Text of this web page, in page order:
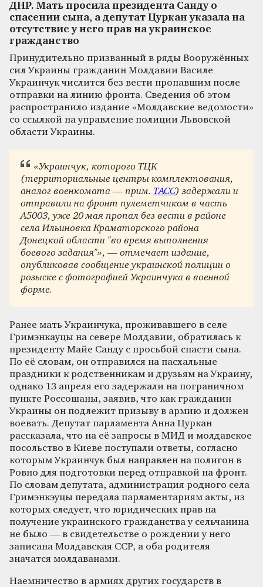
ДНР. Мать просила президента Санду о
спасении сына, а депутат Цуркан указала на
отсутствие у него прав на украинское
гражданство
Принудительно призванный в ряды Вооружённых
сил Украины гражданин Молдавии Василе
Украинчук числится без вести пропавшим после
отправки на линию фронта. Сведения об этом
распространило издание «Молдавские ведомости»
со ссылкой на управление полиции Львовской
области Украины.
«Украинчук, которого ТЦК
(территориальные центры комплектования,
аналог военкомата — прим. ТАСС) задержали и
отправили на фронт пулеметчиком в часть
А5003, уже 20 мая пропал без вести в районе
села Ильиновка Краматорского района
Донецкой области "во время выполнения
боевого задания"», — отмечает издание,
опубликовав сообщение украинской полиции о
розыске с фотографией Украинчука в военной
форме.
Ранее мать Украинчука, проживавшего в селе
Гримэнкауцы на севере Молдавии, обратилась к
президенту Майе Санду с просьбой спасти сына.
По её словам, он отправился на пасхальные
праздники к родственникам и друзьям на Украину,
однако 13 апреля его задержали на пограничном
пункте Россошаны, заявив, что как гражданин
Украины он подлежит призыву в армию и должен
воевать. Депутат парламента Анна Цуркан
рассказала, что на её запросы в МИД и молдавское
посольство в Киеве поступали ответы, согласно
которым Украинчук был направлен на полигон в
Ровно для подготовки перед отправкой на фронт.
По словам депутата, администрация родного села
Гримэнкэуцы передала парламентариям акты, из
которых следует, что юридических прав на
получение украинского гражданства у сельчанина
не было — в свидетельстве о рождении у него
записана Молдавская ССР, а оба родителя
значатся молдаванами.
Наемничество в армиях других государств в